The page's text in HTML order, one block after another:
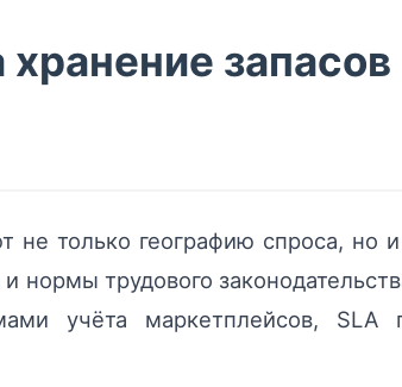
запасов
не только географию спроса, но и
нормы трудового
учёта маркетплейсов, SLA